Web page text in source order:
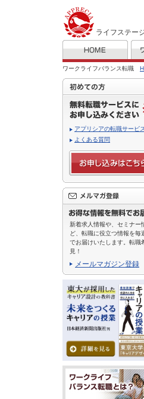
ライフステー
ワークライフバランス転職
アプリシアの転職サービ
よくある質問
新着求人情報や、セミナー
ど、転職に役立つ情報を毎
でお届けいたします。転職
見！
メールマガジン登録